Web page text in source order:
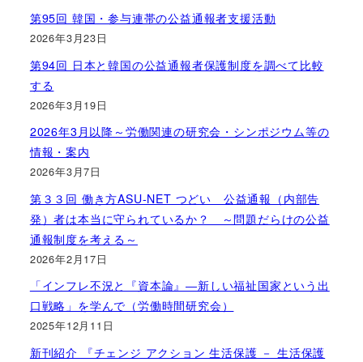
第95回 韓国・参与連帯の公益通報者支援活動
2026年3月23日
第94回 日本と韓国の公益通報者保護制度を調べて比較
する
2026年3月19日
2026年3月以降～労働関連の研究会・シンポジウム等の
情報・案内
2026年3月7日
第３３回 働き方ASU-NET つどい 公益通報（内部告
発）者は本当に守られているか？ ～問題だらけの公益
通報制度を考える～
2026年2月17日
「インフレ不況と『資本論』―新しい福祉国家という出
口戦略」を学んで（労働時間研究会）
2025年12月11日
新刊紹介 『チェンジ アクション 生活保護 － 生活保護